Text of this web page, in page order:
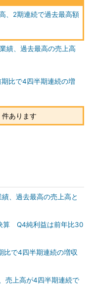
、2期連続で過去最高額
績、過去最高の売上高
比で4四半期連続の増
あります
、過去最高の売上高と
算 Q4純利益は前年比30
比で4四半期連続の増収
売上高が4四半期連続で